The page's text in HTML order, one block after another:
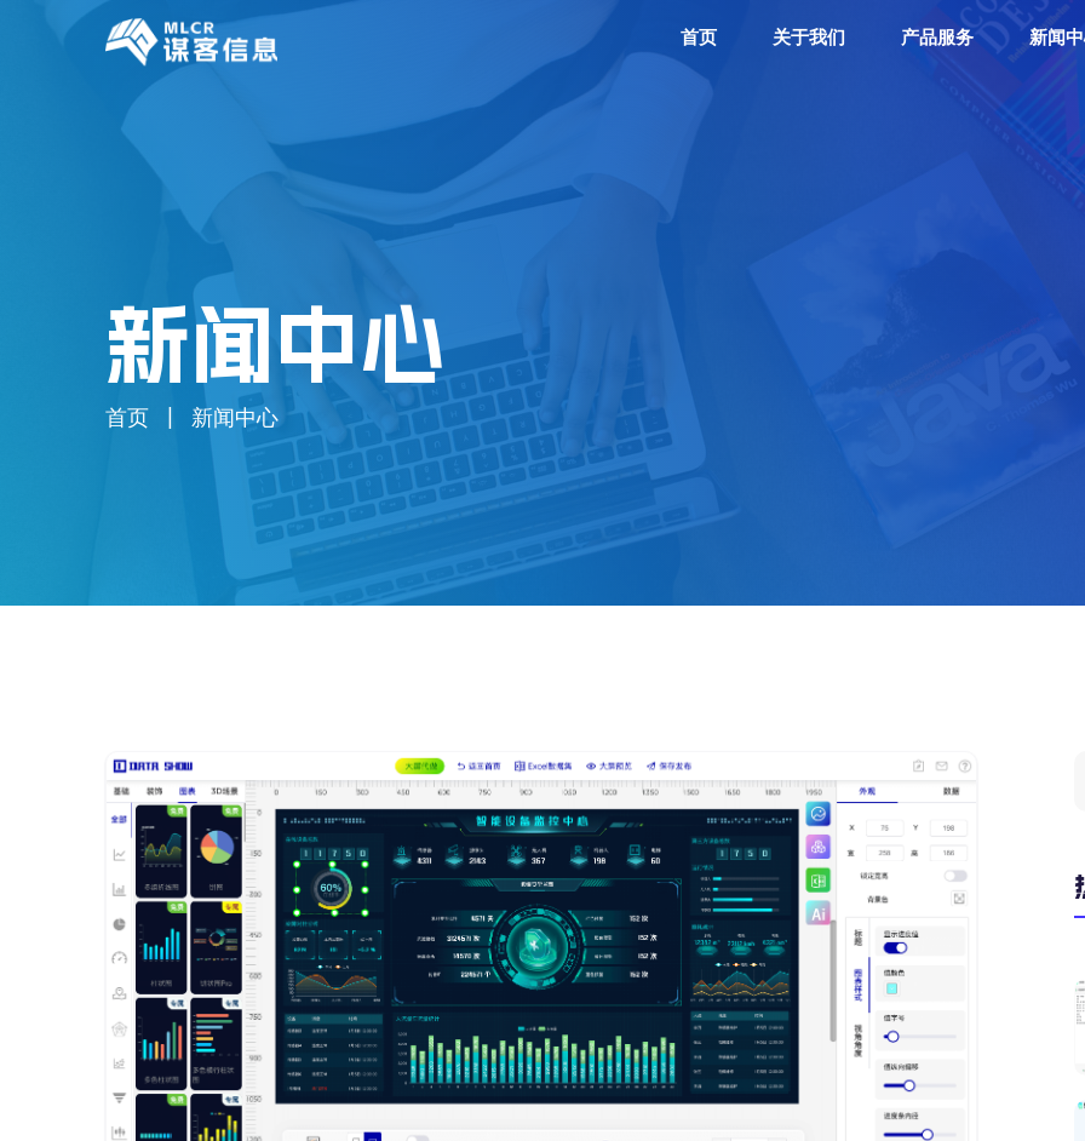
首页 关于我们 产品服务 新闻
新闻中心
首页 新闻中心